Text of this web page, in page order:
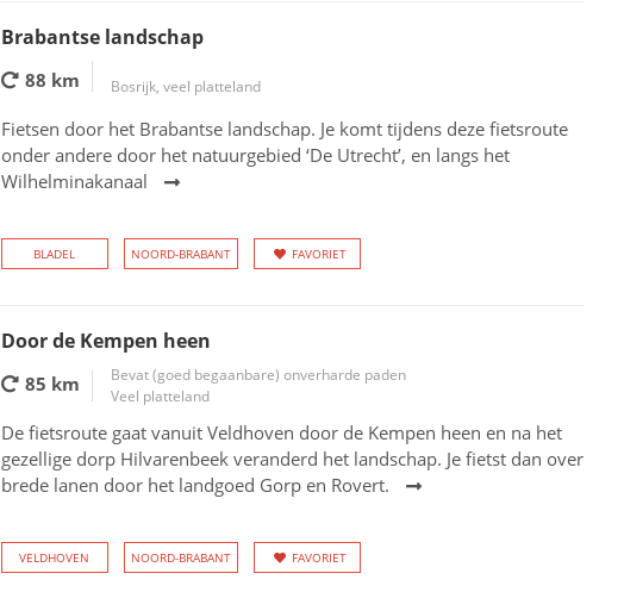
Brabantse landschap
88 km Bosrijk, veel platteland
Fietsen door het Brabantse landschap. Je komt tijdens deze fietsroute
onder andere door het natuurgebied ‘De Utrecht’, en langs het
Wilhelminakanaal
BLADEL NOORD-BRABANT FAVORIET
Door de Kempen heen
85 km
Bevat (goed begaanbare) onverharde paden
Veel platteland
De fietsroute gaat vanuit Veldhoven door de Kempen heen en na het
gezellige dorp Hilvarenbeek veranderd het landschap. Je fietst dan over
brede lanen door het landgoed Gorp en Rovert.
VELDHOVEN NOORD-BRABANT FAVORIET